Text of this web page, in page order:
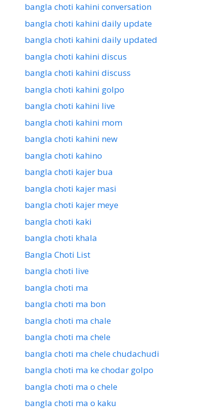
bangla choti kahini conversation
bangla choti kahini daily update
bangla choti kahini daily updated
bangla choti kahini discus
bangla choti kahini discuss
bangla choti kahini golpo
bangla choti kahini live
bangla choti kahini mom
bangla choti kahini new
bangla choti kahino
bangla choti kajer bua
bangla choti kajer masi
bangla choti kajer meye
bangla choti kaki
bangla choti khala
Bangla Choti List
bangla choti live
bangla choti ma
bangla choti ma bon
bangla choti ma chale
bangla choti ma chele
bangla choti ma chele chudachudi
bangla choti ma ke chodar golpo
bangla choti ma o chele
bangla choti ma o kaku